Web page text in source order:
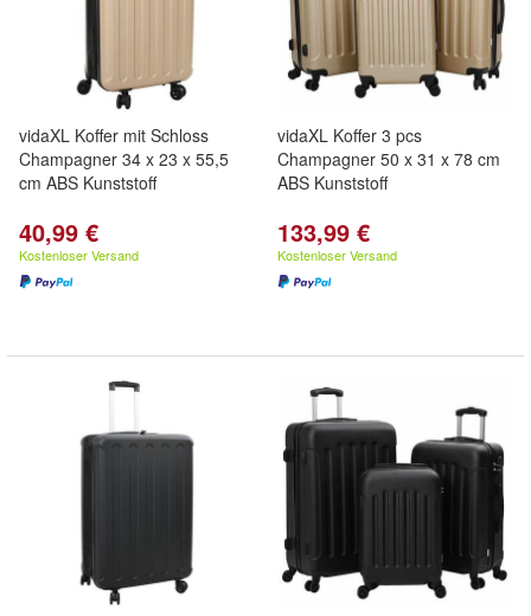
vidaXL Koffer mit Schloss
Champagner 34 x 23 x 55,5
cm ABS Kunststoff
40,99 €
Kostenloser Versand
vidaXL Koffer 3 pcs
Champagner 50 x 31 x 78 cm
ABS Kunststoff
133,99 €
Kostenloser Versand